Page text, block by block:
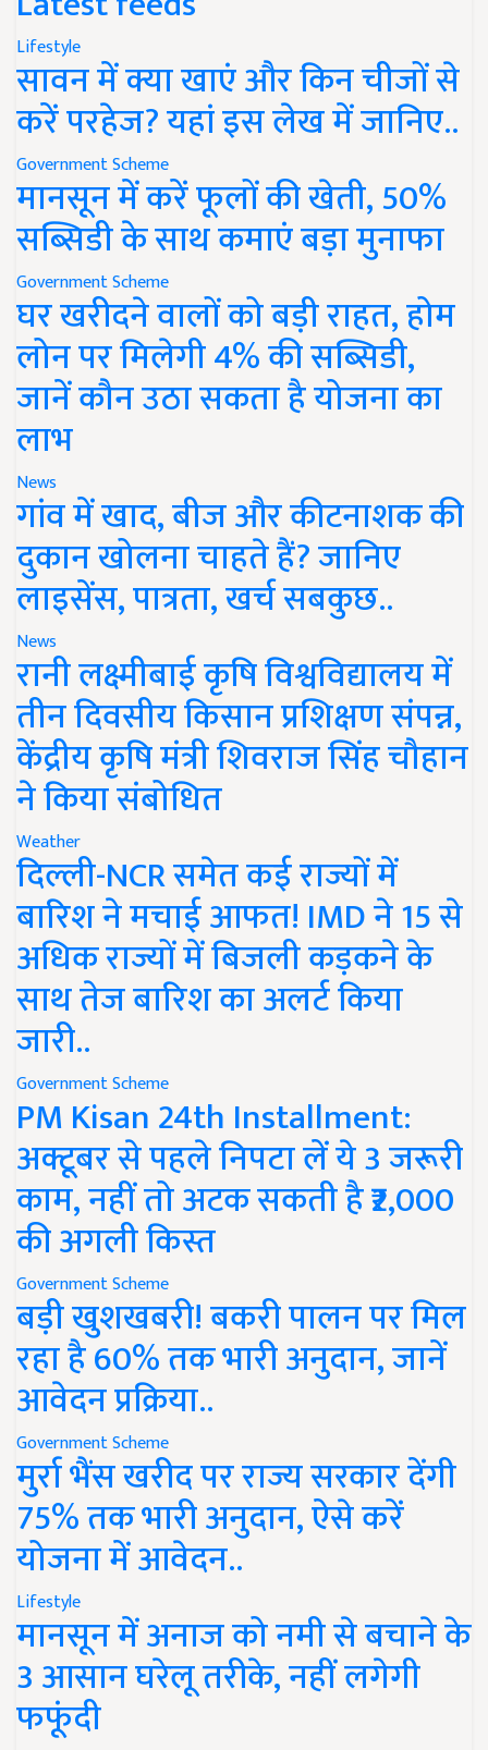
Lifestyle
सावन में क्या खाएं और किन चीजों से
करें परहेज? यहां इस लेख में जानिए..
Government Scheme
मानसून में करें फूलों की खेती, 50%
सब्सिडी के साथ कमाएं बड़ा मुनाफा
Government Scheme
घर खरीदने वालों को बड़ी राहत, होम
लोन पर मिलेगी 4% की सब्सिडी,
जानें कौन उठा सकता है योजना का
लाभ
News
गांव में खाद, बीज और कीटनाशक की
दुकान खोलना चाहते हैं? जानिए
लाइसेंस, पात्रता, खर्च सबकुछ..
News
रानी लक्ष्मीबाई कृषि विश्वविद्यालय में
तीन दिवसीय किसान प्रशिक्षण संपन्न,
केंद्रीय कृषि मंत्री शिवराज सिंह चौहान
ने किया संबोधित
Weather
दिल्ली-NCR समेत कई राज्यों में
बारिश ने मचाई आफत! IMD ने 15 से
अधिक राज्यों में बिजली कड़कने के
साथ तेज बारिश का अलर्ट किया
जारी..
Government Scheme
PM Kisan 24th Installment:
अक्टूबर से पहले निपटा लें ये 3 जरूरी
काम, नहीं तो अटक सकती है ₹2,000
की अगली किस्त
Government Scheme
बड़ी खुशखबरी! बकरी पालन पर मिल
रहा है 60% तक भारी अनुदान, जानें
आवेदन प्रक्रिया..
Government Scheme
मुर्रा भैंस खरीद पर राज्य सरकार देंगी
75% तक भारी अनुदान, ऐसे करें
योजना में आवेदन..
Lifestyle
मानसून में अनाज को नमी से बचाने के
3 आसान घरेलू तरीके, नहीं लगेगी
फफूंदी